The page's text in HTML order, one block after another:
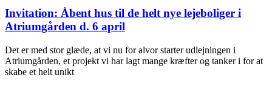
Invitation: Åbent hus til de helt nye lejeboliger i
Atriumgården d. 6 april
Det er med stor glæde, at vi nu for alvor starter udlejningen i
Atriumgården, et projekt vi har lagt mange kræfter og tanker i for at
skabe et helt unikt